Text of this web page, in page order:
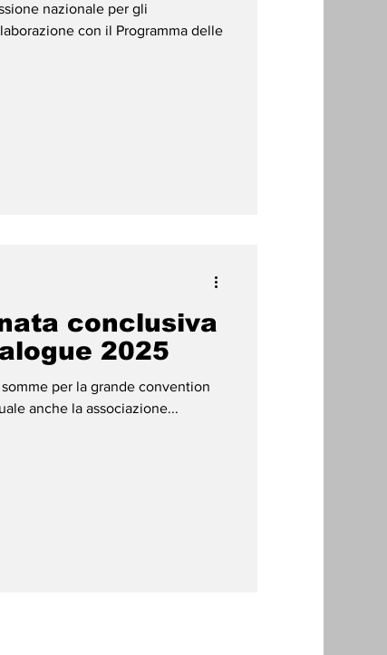
nazionale per gli
con il Programma delle
conclusiva
2025
per la grande convention
anche la associazione...